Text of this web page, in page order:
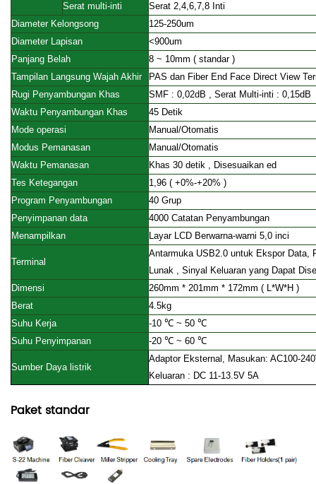
Serat multi-inti
Serat 2,4,6,7,8 Inti
Diameter Kelongsong
125-250um
Diameter Lapisan
<900um
Panjang Belah
8 ~ 10mm ( standar )
Tampilan Langsung Wajah Akhir
PAS dan Fiber End Face Direct View
Rugi Penyambungan Khas
SMF : 0,02dB , Serat Multi-inti : 0,15dB
Waktu Penyambungan Khas
45 Detik
Mode operasi
Manual/Otomatis
Modus Pemanasan
Manual/Otomatis
Waktu Pemanasan
Khas 30 detik , Disesuaikan ed
Tes Ketegangan
1,96 ( +0%-+20% )
Program Penyambungan
40 Grup
Penyimpanan data
4000 Catatan Penyambungan
Menampilkan
Layar LCD Berwarna-warni 5,0 inci
Terminal
Antarmuka USB2.0 untuk Ekspor Data,
Lunak , Sinyal Keluaran yang Dapat
Dimensi
260mm * 201mm * 172mm ( L*W*H )
Berat
4.5kg
Suhu Kerja
-10 ℃ ~ 50 ℃
Suhu Penyimpanan
-20 ℃ ~ 60 ℃
Sumber Daya listrik
Adaptor Eksternal, Masukan: AC100-
Keluaran : DC 11-13.5V 5A
Paket standar